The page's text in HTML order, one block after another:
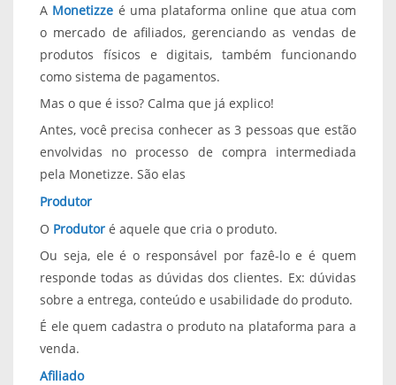
A Monetizze é uma plataforma online que atua com
o mercado de afiliados, gerenciando as vendas de
produtos físicos e digitais, também funcionando
como sistema de pagamentos.
Mas o que é isso? Calma que já explico!
Antes, você precisa conhecer as 3 pessoas que estão
envolvidas no processo de compra intermediada
pela Monetizze. São elas
Produtor
O Produtor é aquele que cria o produto.
Ou seja, ele é o responsável por fazê-lo e é quem
responde todas as dúvidas dos clientes. Ex: dúvidas
sobre a entrega, conteúdo e usabilidade do produto.
É ele quem cadastra o produto na plataforma para a
venda.
Afiliado